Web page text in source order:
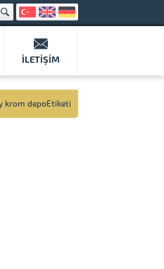
İLETIŞIM
krom depoEtiketi